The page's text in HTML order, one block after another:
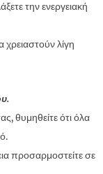
την ενεργειακή
χρειαστούν λίγη
θυμηθείτε ότι όλα
προσαρμοστείτε σε